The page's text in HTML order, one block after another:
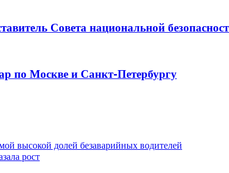
Совета национальной
по Москве и Санкт-Петербургу
высокой долей безаварийных водителей
рост